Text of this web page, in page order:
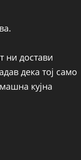
ни достави
дека тој само
кујна